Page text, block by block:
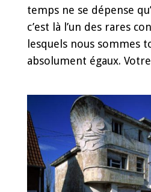
temps ne se dépense
c’est là l’un des rares
lesquels nous sommes
absolument égaux.